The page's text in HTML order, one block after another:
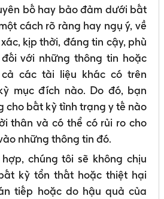
bố hay bảo đảm dưới bất
cách rõ ràng hay ngụ ý, về
kịp thời, đáng tin cậy, phù
với những thông tin hoặc
các tài liệu khác có trên
mục đích nào. Do đó, bạn
cho bất kỳ tình trạng y tế nào
thân và có thể có rủi ro cho
những thông tin đó.
chúng tôi sẽ không chịu
kỳ tổn thất hoặc thiệt hại
tiếp hoặc do hậu quả của